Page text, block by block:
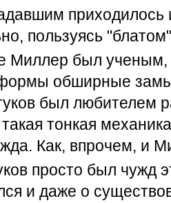
приходилось
пользуясь
Миллер был
обширные
был любителем
тонкая
Как, впрочем, и
просто был чужд
и даже о